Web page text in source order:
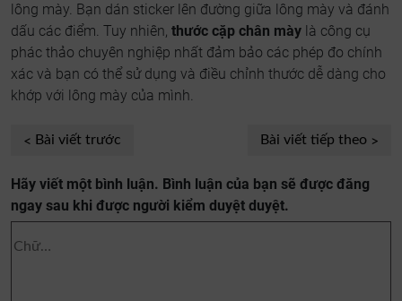
lông mày. Bạn dán sticker lên đường giữa lông mày và đánh
dấu các điểm. Tuy nhiên, thước cặp chân mày là công cụ
phác thảo chuyên nghiệp nhất đảm bảo các phép đo chính
xác và bạn có thể sử dụng và điều chỉnh thước dễ dàng cho
khớp với lông mày của mình.
Bài viết trước Bài viết tiếp theo
Hãy viết một bình luận. Bình luận của bạn sẽ được đăng
ngay sau khi được người kiểm duyệt duyệt.